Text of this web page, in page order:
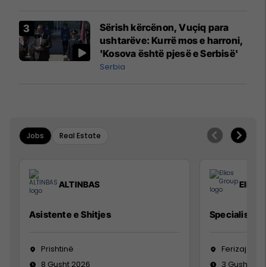
Sërish kërcënon, Vuçiq para
ushtarëve: Kurrë mos e harroni,
'Kosova është pjesë e Serbisë'
Serbia
Jobs Real Estate
ALTINBAS
Asistente e Shitjes
Prishtinë
8 Gusht 2026
Elkos
Specialist
Ferizaj
3 Gusht